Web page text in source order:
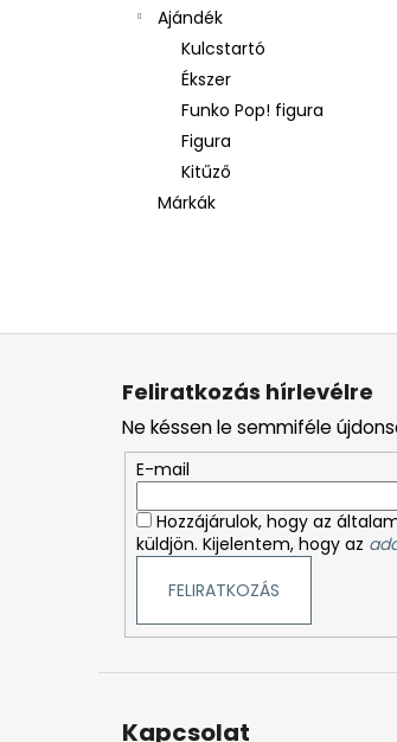
Ajándék
Kulcstartó
Ékszer
Funko Pop! figura
Figura
Kitűző
Márkák
L
Feliratkozás hírlevélre
Ne késsen le semmiféle
E-mail
Hozzájárulok, hogy az
küldjön. Kijelentem, hogy az
FELIRATKOZÁS
Kapcsolat